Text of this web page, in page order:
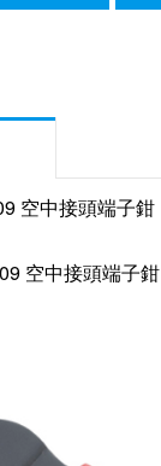
空中接頭端子鉗
空中接頭端子鉗